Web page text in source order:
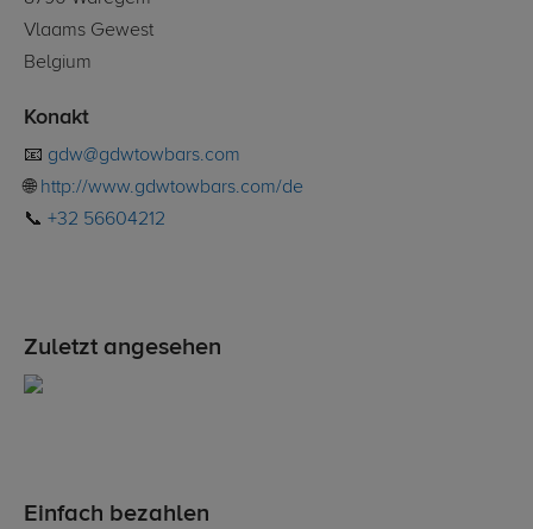
Vlaams Gewest
Belgium
Konakt
📧 gdw@gdwtowbars.com
🌐 http://www.gdwtowbars.com/de
📞 +32 56604212
Zuletzt angesehen
Einfach bezahlen